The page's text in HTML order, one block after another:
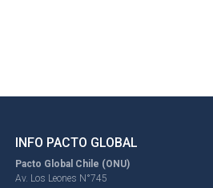
INFO PACTO GLOBAL
Pacto Global Chile (ONU)
Av. Los Leones N°745